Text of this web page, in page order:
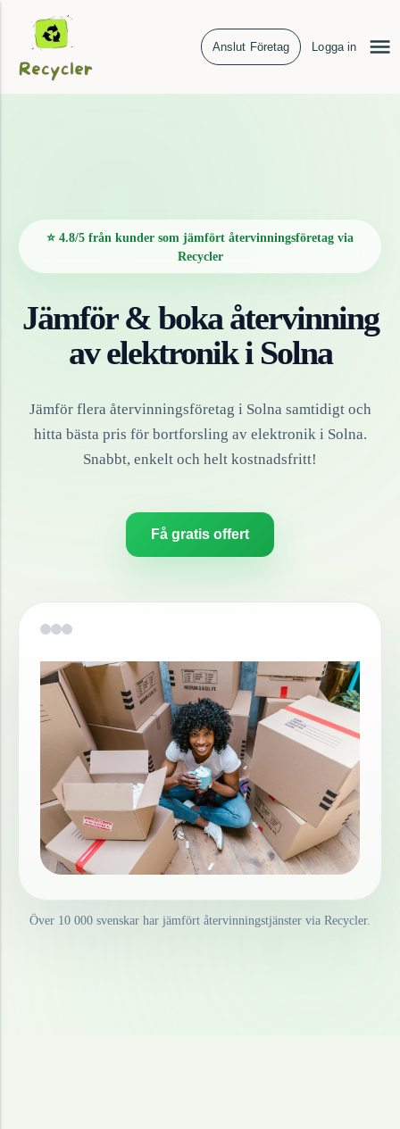
Anslut Företag Logga in
⭐ 4.8/5 från kunder som jämfört återvinningsföretag via
Recycler
Jämför & boka återvinning
avelektroniki Solna
Jämför flera återvinningsföretag i Solna samtidigt och
hitta bästa pris för bortforsling av elektroniki Solna.
Snabbt, enkelt och helt kostnadsfritt!
Få gratis offert
Över 10 000 svenskar har jämfört återvinningstjänster via Recycler.